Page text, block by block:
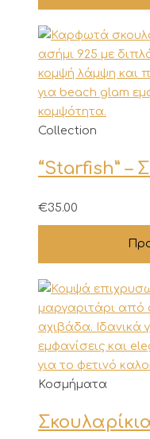
Collection
“Starfish” –
€35.00
Κοσμήματα
Αυτό
προϊόν